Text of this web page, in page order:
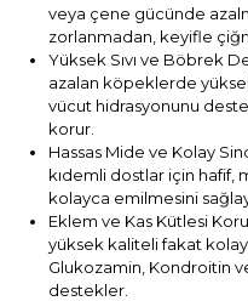
veya çene gücünde
zorlanmadan, keyifle
Yüksek Sıvı ve Böbrek
azalan köpeklerde
vücut hidrasyonunu
korur.
Hassas Mide ve Kolay
kıdemli dostlar için hafif,
kolayca emilmesini
Eklem ve Kas Kütlesi
yüksek kaliteli fakat
Glukozamin, Kondroitin
destekler.